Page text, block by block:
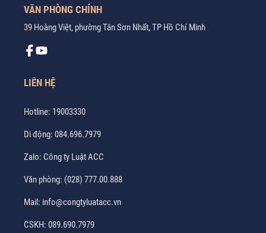
VĂN PHÒNG CHÍNH
39 Hoàng Việt, phường Tân Sơn Nhất, TP Hồ Chí Minh
LIÊN HỆ
Hotline: 19003330
Di động: 084.696.7979
Zalo: Công ty Luật ACC
Văn phòng: (028) 777.00.888
Mail: info@congtyluatacc.vn
CSKH: 089.690.7979